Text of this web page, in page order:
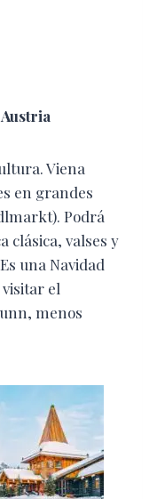
Viena
en grandes
Podrá
clásica, valses y
una Navidad
el
menos